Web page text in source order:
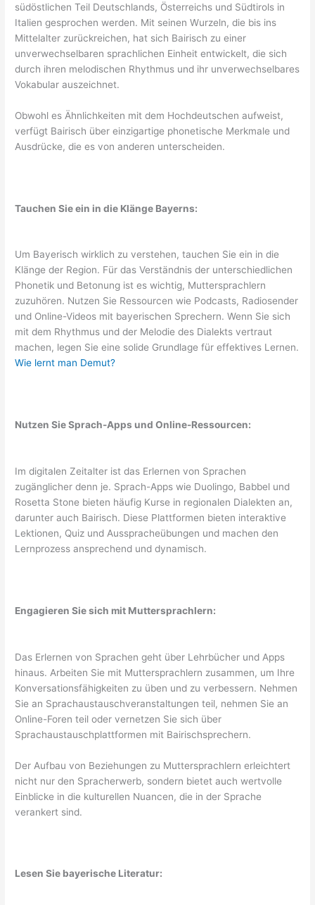
südöstlichen Teil Deutschlands, Österreichs und Südtirols in
Italien gesprochen werden. Mit seinen Wurzeln, die bis ins
Mittelalter zurückreichen, hat sich Bairisch zu einer
unverwechselbaren sprachlichen Einheit entwickelt, die sich
durch ihren melodischen Rhythmus und ihr unverwechselbares
Vokabular auszeichnet.
Obwohl es Ähnlichkeiten mit dem Hochdeutschen aufweist,
verfügt Bairisch über einzigartige phonetische Merkmale und
Ausdrücke, die es von anderen unterscheiden.
Tauchen Sie ein in die Klänge Bayerns:
Um Bayerisch wirklich zu verstehen, tauchen Sie ein in die
Klänge der Region. Für das Verständnis der unterschiedlichen
Phonetik und Betonung ist es wichtig, Muttersprachlern
zuzuhören. Nutzen Sie Ressourcen wie Podcasts, Radiosender
und Online-Videos mit bayerischen Sprechern. Wenn Sie sich
mit dem Rhythmus und der Melodie des Dialekts vertraut
machen, legen Sie eine solide Grundlage für effektives Lernen.
Wie lernt man Demut?
Nutzen Sie Sprach-Apps und Online-Ressourcen:
Im digitalen Zeitalter ist das Erlernen von Sprachen
zugänglicher denn je. Sprach-Apps wie Duolingo, Babbel und
Rosetta Stone bieten häufig Kurse in regionalen Dialekten an,
darunter auch Bairisch. Diese Plattformen bieten interaktive
Lektionen, Quiz und Ausspracheübungen und machen den
Lernprozess ansprechend und dynamisch.
Engagieren Sie sich mit Muttersprachlern:
Das Erlernen von Sprachen geht über Lehrbücher und Apps
hinaus. Arbeiten Sie mit Muttersprachlern zusammen, um Ihre
Konversationsfähigkeiten zu üben und zu verbessern. Nehmen
Sie an Sprachaustauschveranstaltungen teil, nehmen Sie an
Online-Foren teil oder vernetzen Sie sich über
Sprachaustauschplattformen mit Bairischsprechern.
Der Aufbau von Beziehungen zu Muttersprachlern erleichtert
nicht nur den Spracherwerb, sondern bietet auch wertvolle
Einblicke in die kulturellen Nuancen, die in der Sprache
verankert sind.
Lesen Sie bayerische Literatur: